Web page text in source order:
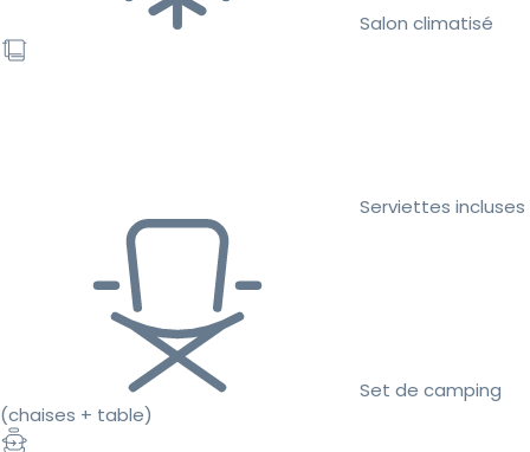
Salon climatisé
Serviettes incluses
Set de camping
(chaises + table)